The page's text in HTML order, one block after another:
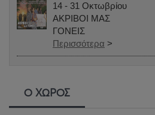
14 - 31 Οκτωβρίου
ΑΚΡΙΒΟΙ ΜΑΣ
ΓΟΝΕΙΣ
Περισσότερα >
Ο ΧΩΡΟΣ